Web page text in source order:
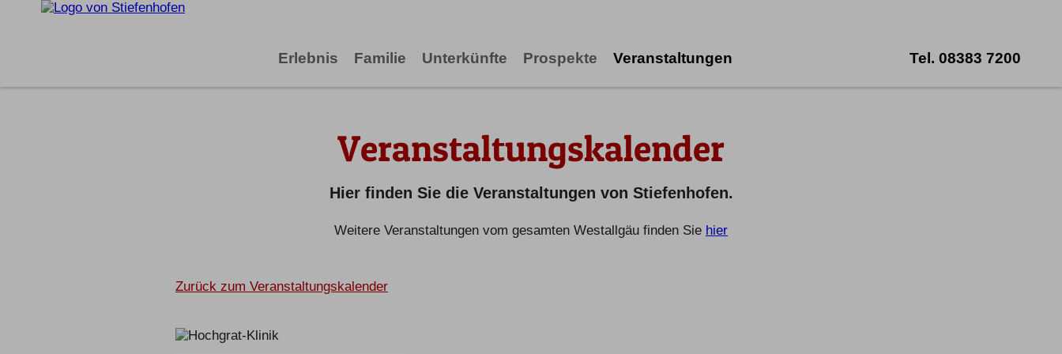
Erlebnis Familie Unterkünfte Prospekte Veranstaltungen Tel. 08383 7200
Veranstaltungskalender
Hier finden Sie die Veranstaltungen von Stiefenhofen.
Weitere Veranstaltungen vom gesamten Westallgäu finden Sie hier
Zurück zum Veranstaltungskalender